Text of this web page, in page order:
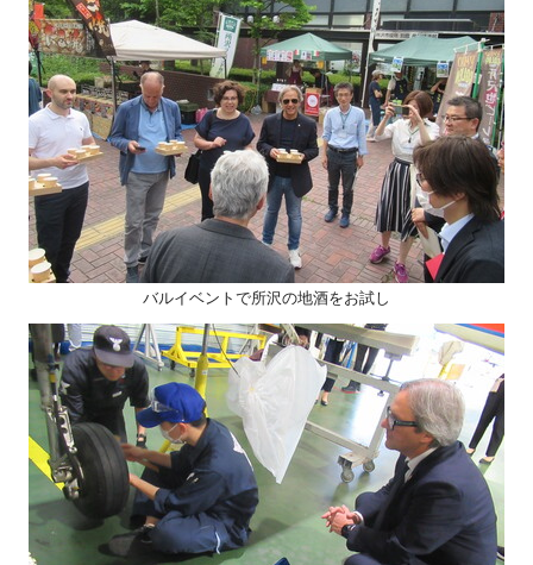
バルイベントで所沢の地酒をお試し